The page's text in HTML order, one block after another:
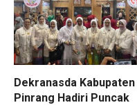
Dekranasda Kabupaten
Pinrang Hadiri Puncak